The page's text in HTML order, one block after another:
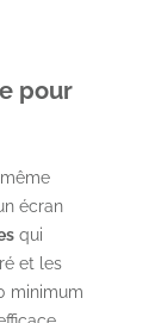
pour
écran
qui
et les
minimum